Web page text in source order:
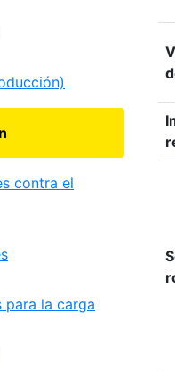
contra el
para la carga